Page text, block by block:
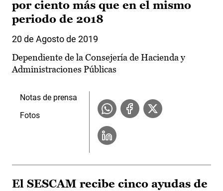
por ciento más que en el mismo
periodo de 2018
20 de Agosto de 2019
Dependiente de la Consejería de Hacienda y
Administraciones Públicas
Notas de prensa
Fotos
El SESCAM recibe cinco ayudas de